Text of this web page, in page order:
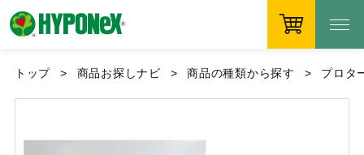
トップ 商品お探しナビ 商品の種類から探す プロタ